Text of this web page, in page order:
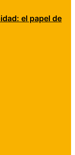
el papel de